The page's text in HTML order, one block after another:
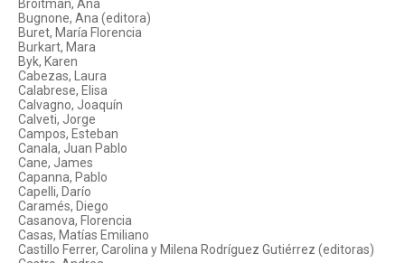
Broitman, Ana
Bugnone, Ana (editora)
Buret, María Florencia
Burkart, Mara
Byk, Karen
Cabezas, Laura
Calabrese, Elisa
Calvagno, Joaquín
Calveti, Jorge
Campos, Esteban
Canala, Juan Pablo
Cane, James
Capanna, Pablo
Capelli, Darío
Caramés, Diego
Casanova, Florencia
Casas, Matías Emiliano
Castillo Ferrer, Carolina y Milena Rodríguez Gutiérrez (editoras)